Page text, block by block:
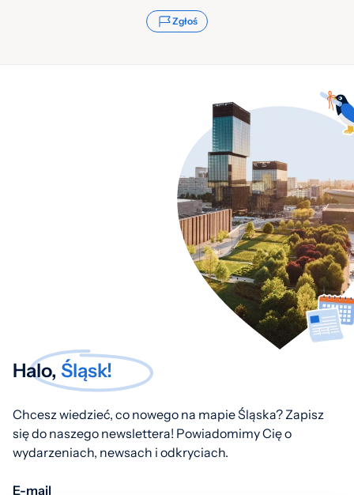
Zgłoś
Halo, Śląsk!
Chcesz wiedzieć, co nowego na mapie Śląska? Zapisz
się do naszego newslettera! Powiadomimy Cię o
wydarzeniach, newsach i odkryciach.
E-mail